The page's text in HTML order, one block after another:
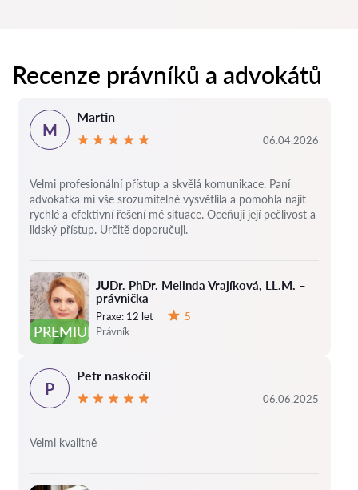
Recenze právníků a advokátů
PREMIUM
JUDr. PhDr. Melinda Vrajíková, LL.M. –
právnička
Praxe: 12 let
5
Právník
M
Martin
06.04.2026
Velmi profesionální přístup a skvělá komunikace. Paní
advokátka mi vše srozumitelně vysvětlila a pomohla najít
rychlé a efektivní řešení mé situace. Oceňuji její pečlivost a
lidský přístup. Určitě doporučuji.
P
Petr naskočil
06.06.2025
Velmi kvalitně